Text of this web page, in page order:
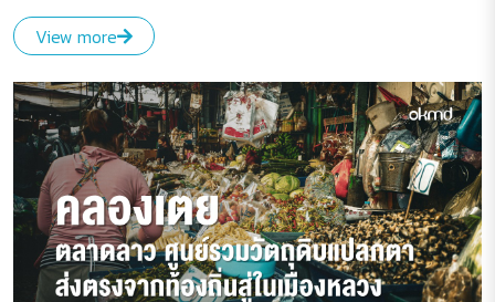
View more